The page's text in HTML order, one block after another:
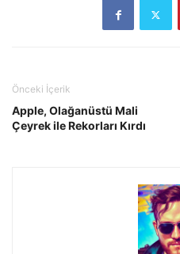
Önceki İçerik
Apple, Olağanüstü Mali
Çeyrek ile Rekorları Kırdı